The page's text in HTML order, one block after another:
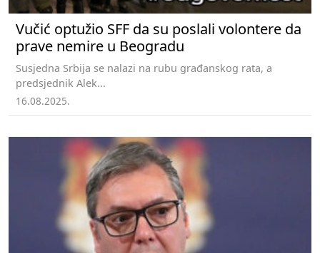
Vučić optužio SFF da su poslali volontere da
prave nemire u Beogradu
Susjedna Srbija se nalazi na rubu građanskog rata, a
predsjednik Alek...
16.08.2025.